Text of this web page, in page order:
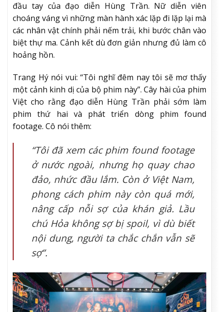
đầu tay của đạo diễn Hùng Trần. Nữ diễn viên
choáng váng vì những màn hành xác lặp đi lặp lại mà
các nhân vật chính phải nếm trải, khi bước chân vào
biệt thự ma. Cảnh kết dù đơn giản nhưng đủ làm cô
hoảng hồn.
Trang Hý nói vui: “Tôi nghĩ đêm nay tôi sẽ mơ thấy
một cảnh kinh dị của bộ phim này”. Cây hài của phim
Việt cho rằng đạo diễn Hùng Trần phải sớm làm
phim thứ hai và phát triển dòng phim found
footage. Cô nói thêm:
“Tôi đã xem các phim found footage
ở nước ngoài, nhưng họ quay chao
đảo, nhức đầu lắm. Còn ở Việt Nam,
phong cách phim này còn quá mới,
nâng cấp nỗi sợ của khán giả. Lầu
chú Hỏa không sợ bị spoil, vì dù biết
nội dung, người ta chắc chắn vẫn sẽ
sợ”.